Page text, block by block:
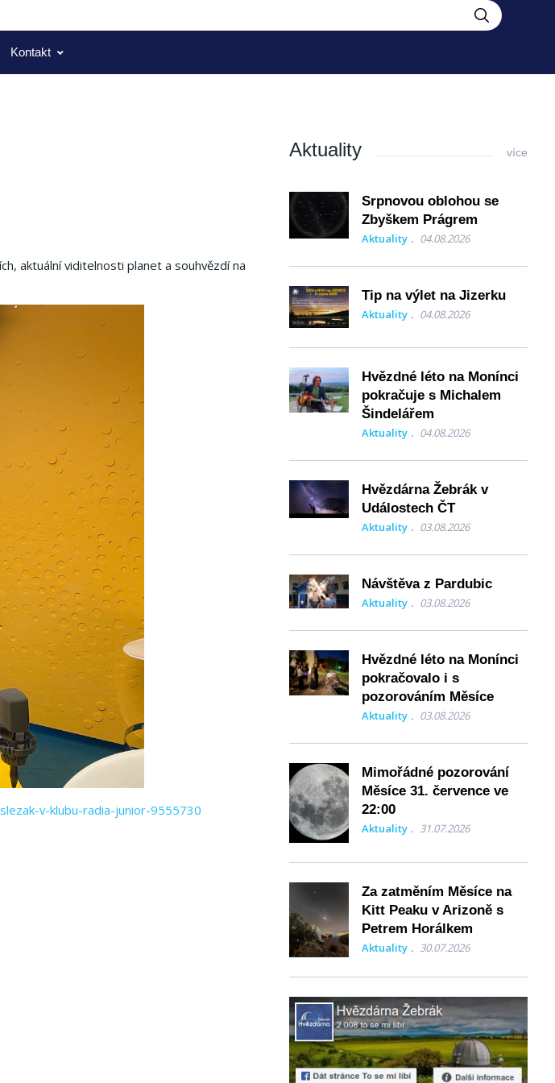
Kontakt
aktuální viditelnosti planet a souhvězdí na
v-klubu-radia-junior-9555730
Aktuality více
Srpnovou oblohou se
Zbyškem Prágrem
Aktuality 04.08.2026
Tip na výlet na Jizerku
Aktuality 04.08.2026
Hvězdné léto na Monínci
pokračuje s Michalem
Šindelářem
Aktuality 04.08.2026
Hvězdárna Žebrák v
Událostech ČT
Aktuality 03.08.2026
Návštěva z Pardubic
Aktuality 03.08.2026
Hvězdné léto na Monínci
pokračovalo i s
pozorováním Měsíce
Aktuality 03.08.2026
Mimořádné pozorování
Měsíce 31. července ve
22:00
Aktuality 31.07.2026
Za zatměním Měsíce na
Kitt Peaku v Arizoně s
Petrem Horálkem
Aktuality 30.07.2026